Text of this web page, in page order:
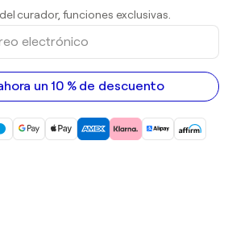
curador, funciones exclusivas.
un 10 % de descuento